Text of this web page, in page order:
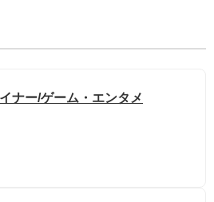
ナー/ゲーム・エンタメ